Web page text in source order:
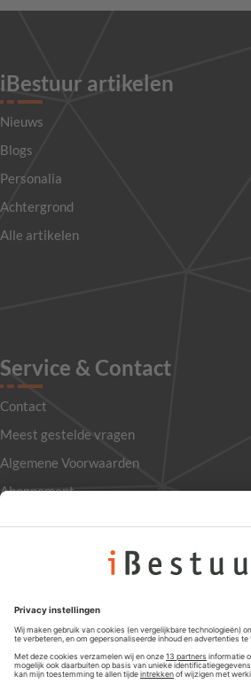
iBestuur artikelen
Nieuws
Blogs
Personalia
Achtergrond
Alle artikelen
Service & Contact
Contact
Meest gestelde vragen
Algemene Voorwaarden
Abonnement
Privacyinstellingen